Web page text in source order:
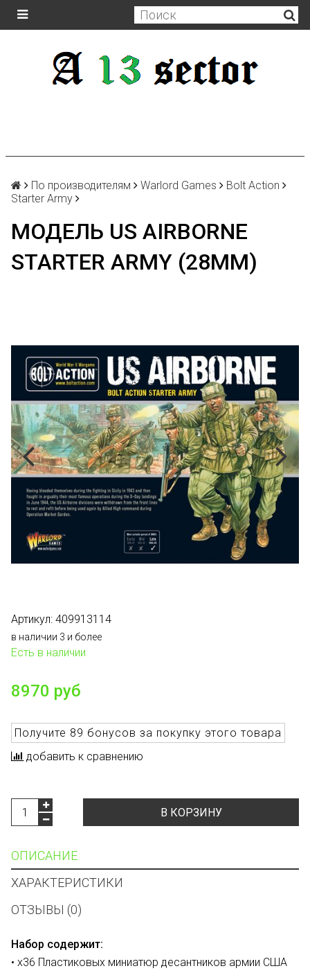
По производителям Warlord Games
Bolt Action
Starter Army
МОДЕЛЬ US AIRBORNE
STARTER ARMY (28MM)
Артикул: 409913114
в наличии 3 и более
Есть в наличии
8970 руб
Получите 89 бонусов за покупку этого товара
добавить к сравнению
В КОРЗИНУ
ОПИСАНИЕ
ХАРАКТЕРИСТИКИ
ОТЗЫВЫ (0)
Набор содержит:
• х36 Пластиковых миниатюр десантников армии США